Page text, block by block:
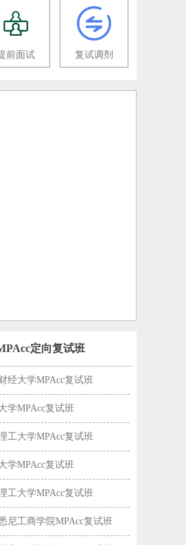
前面试 复试调剂
定向复试班
经大学MPAcc复试班
学MPAcc复试班
工大学MPAcc复试班
学MPAcc复试班
工大学MPAcc复试班
尼工商学院MPAcc复试班